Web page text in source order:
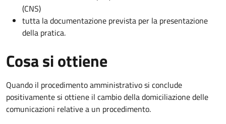
(CNS)
tutta la documentazione prevista per la presentazione
della pratica.
Cosa si ottiene
Quando il procedimento amministrativo si conclude
positivamente si ottiene il cambio della domiciliazione delle
comunicazioni relative a un procedimento.